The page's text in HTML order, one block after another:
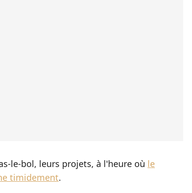
le-bol, leurs projets, à l'heure où le
timidement.